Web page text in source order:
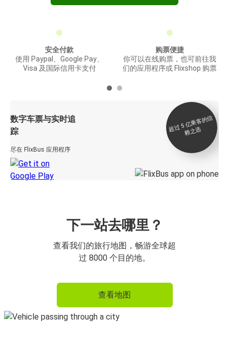
安全付款
使用 Paypal、Google Pay、
Visa 及国际信用卡支付
购票便捷
你可以在线购票，也可前往我
们的应用程序或 Flixshop 购票
数字车票与实时追
踪
尽在 FlixBus 应用程序
超
过 5
亿
乘
客
的
信
赖
之
选
下一站去哪里？
查看我们的旅行地图，畅游全球超
过 8000 个目的地。
查看地图